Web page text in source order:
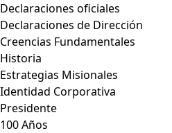
Declaraciones oficiales
Declaraciones de Dirección
Creencias Fundamentales
Historia
Estrategias Misionales
Identidad Corporativa
Presidente
100 Años